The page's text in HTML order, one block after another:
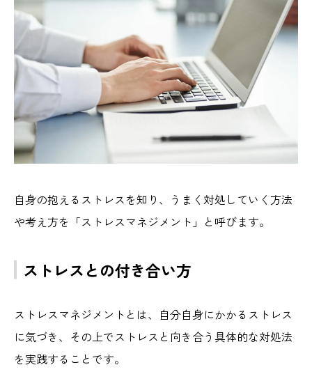
自身の抱えるストレスを知り、うまく対処していく方法
や考え方を「ストレスマネジメント」と呼びます。
ストレスとの付き合い方
ストレスマネジメントとは、自分自身にかかるストレス
に気づき、その上でストレスと向き合う具体的な対処法
を実践することです。